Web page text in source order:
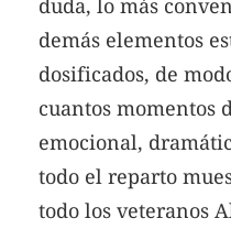
duda, lo más
demás elementos
dosificados, de
cuantos momentos
emocional,
todo el reparto
todo los veteranos